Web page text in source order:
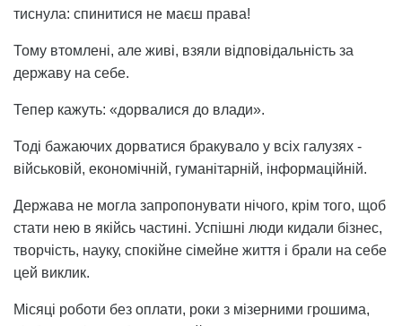
тиснула: спинитися не маєш права!
Тому втомлені, але живі, взяли відповідальність за
державу на себе.
Тепер кажуть: «дорвалися до влади».
Тоді бажаючих дорватися бракувало у всіх галузях -
військовій, економічній, гуманітарній, інформаційній.
Держава не могла запропонувати нічого, крім того, щоб
стати нею в якійсь частині. Успішні люди кидали бізнес,
творчість, науку, спокійне сімейне життя і брали на себе
цей виклик.
Місяці роботи без оплати, роки з мізерними грошима,